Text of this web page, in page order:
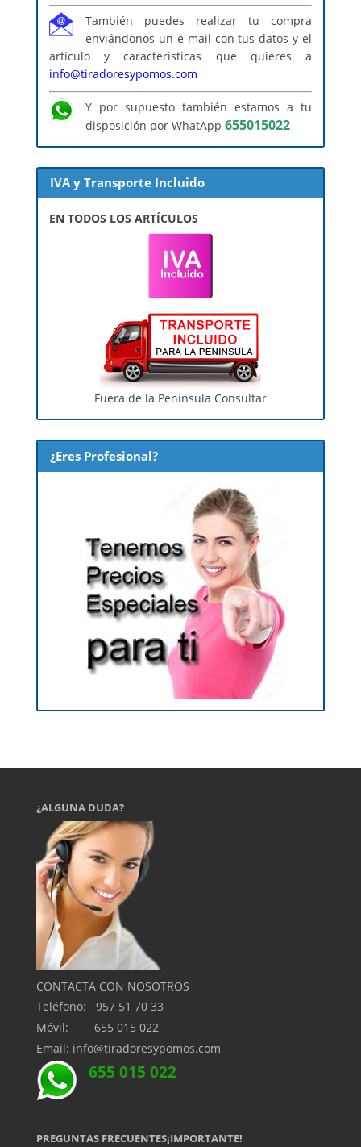
También puedes realizar tu compra
enviándonos un e-mail con tus datos y el
artículo y características que quieres a
info@tiradoresypomos.com
Y por supuesto también estamos a tu
disposición por WhatApp 655015022
IVA y Transporte Incluido
EN TODOS LOS ARTÍCULOS
Fuera de la Península Consultar
¿Eres Profesional?
¿ALGUNA DUDA?
CONTACTA CON NOSOTROS
Teléfono: 957 51 70 33
Móvil: 655 015 022
Email: info@tiradoresypomos.com
655 015 022
PREGUNTAS FRECUENTES¡IMPORTANTE!